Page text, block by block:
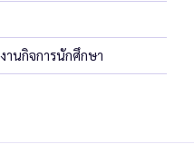
นกิจการนักศึกษา